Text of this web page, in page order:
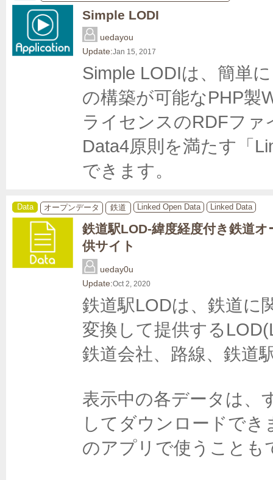
Simple LODI
uedayou
Update:Jan 15, 2017
Simple LODIは、簡単
の構築が可能なPHP製
ライセンスのRDFフ
Data4原則を満たす「
できます。
Data オープンデータ 鉄道 Linked Open Data Linked Data
鉄道駅LOD-緯度経度付き鉄道
供サイト
ueday0u
Update:Oct 2, 2020
鉄道駅LODは、鉄道に
変換して提供する
鉄道会社、路線、鉄道
表示中の各データは、
してダウンロードで
のアプリで使うことも